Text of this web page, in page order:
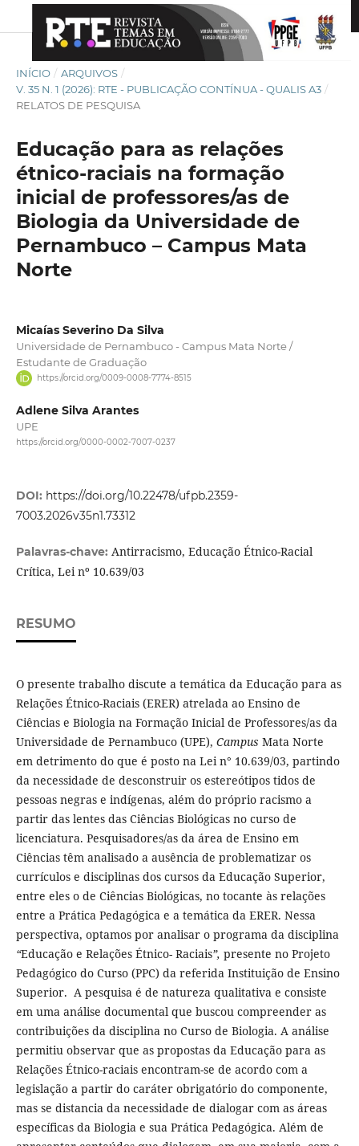
INÍCIO / ARQUIVOS /
V. 35 N. 1 (2026): RTE - PUBLICAÇÃO CONTÍNUA - QUALIS A3 /
RELATOS DE PESQUISA
Educação para as relações
étnico-raciais na formação
inicial de professores/as de
Biologia da Universidade de
Pernambuco – Campus Mata
Norte
Micaías Severino Da Silva
Universidade de Pernambuco - Campus Mata Norte /
Estudante de Graduação
https://orcid.org/0009-0008-7774-8515
Adlene Silva Arantes
UPE
https://orcid.org/0000-0002-7007-0237
DOI: https://doi.org/10.22478/ufpb.2359-
7003.2026v35n1.73312
Palavras-chave: Antirracismo, Educação Étnico-Racial
Crítica, Lei nº 10.639/03
RESUMO
O presente trabalho discute a temática da Educação para as
Relações Étnico-Raciais (ERER) atrelada ao Ensino de
Ciências e Biologia na Formação Inicial de Professores/as da
Universidade de Pernambuco (UPE), Campus Mata Norte
em detrimento do que é posto na Lei n° 10.639/03, partindo
da necessidade de desconstruir os estereótipos tidos de
pessoas negras e indígenas, além do próprio racismo a
partir das lentes das Ciências Biológicas no curso de
licenciatura. Pesquisadores/as da área de Ensino em
Ciências têm analisado a ausência de problematizar os
currículos e disciplinas dos cursos da Educação Superior,
entre eles o de Ciências Biológicas, no tocante às relações
entre a Prática Pedagógica e a temática da ERER. Nessa
perspectiva, optamos por analisar o programa da disciplina
“Educação e Relações Étnico- Raciais”, presente no Projeto
Pedagógico do Curso (PPC) da referida Instituição de Ensino
Superior. A pesquisa é de natureza qualitativa e consiste
em uma análise documental que buscou compreender as
contribuições da disciplina no Curso de Biologia. A análise
permitiu observar que as propostas da Educação para as
Relações Étnico-raciais encontram-se de acordo com a
legislação a partir do caráter obrigatório do componente,
mas se distancia da necessidade de dialogar com as áreas
específicas da Biologia e sua Prática Pedagógica. Além de